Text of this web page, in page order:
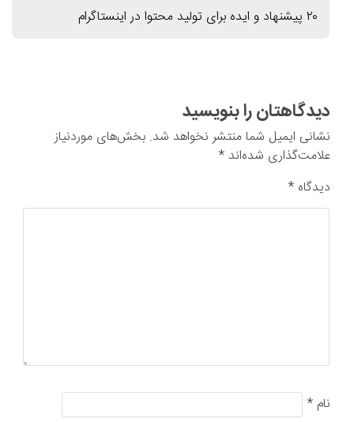
۲۰ پیشنهاد و ایده برای تولید محتوا در اینستاگرام
دیدگاهتان را بنویسید
نشانی ایمیل شما منتشر نخواهد شد. بخش‌های موردنیاز
علامت‌گذاری شده‌اند *
دیدگاه *
نام *